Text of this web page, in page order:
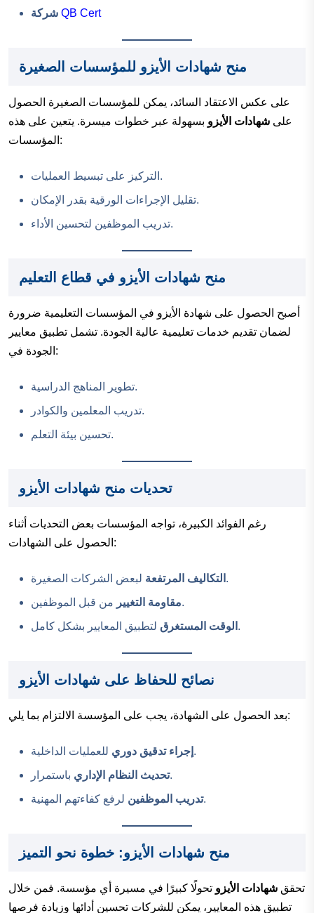
QB Cert
منح شهادات الأيزو للمؤسسات الصغيرة
على عكس الاعتقاد السائد، يمكن للمؤسسات الصغيرة الحصول
على شهادات الأيزو بسهولة عبر خطوات ميسرة. يتعين على هذه
المؤسسات:
التركيز على تبسيط العمليات.
تقليل الإجراءات الورقية بقدر الإمكان.
تدريب الموظفين لتحسين الأداء.
منح شهادات الأيزو في قطاع التعليم
أصبح الحصول على شهادة الأيزو في المؤسسات التعليمية ضرورة
لضمان تقديم خدمات تعليمية عالية الجودة. تشمل تطبيق معايير
الجودة في:
تطوير المناهج الدراسية.
تدريب المعلمين والكوادر.
تحسين بيئة التعلم.
تحديات منح شهادات الأيزو
رغم الفوائد الكبيرة، تواجه المؤسسات بعض التحديات أثناء
الحصول على الشهادات:
التكاليف المرتفعة لبعض الشركات الصغيرة.
مقاومة التغييرمن قبل الموظفين.
الوقت المستغرق لتطبيق المعايير بشكل كامل.
نصائح للحفاظ على شهادات الأيزو
بعد الحصول على الشهادة، يجب على المؤسسة الالتزام بما يلي:
إجراء تدقيق دوري للعمليات الداخلية.
تحديث النظام الإداريباستمرار.
تدريب الموظفينلرفع كفاءتهم المهنية.
منح شهادات الأيزو: خطوة نحو التميز
تحقق شهادات الأيزو تحولًا كبيرًا في مسيرة أي مؤسسة. فمن خلال
تطبيق هذه المعايير، يمكن للشركات تحسين أدائها وزيادة فرصها